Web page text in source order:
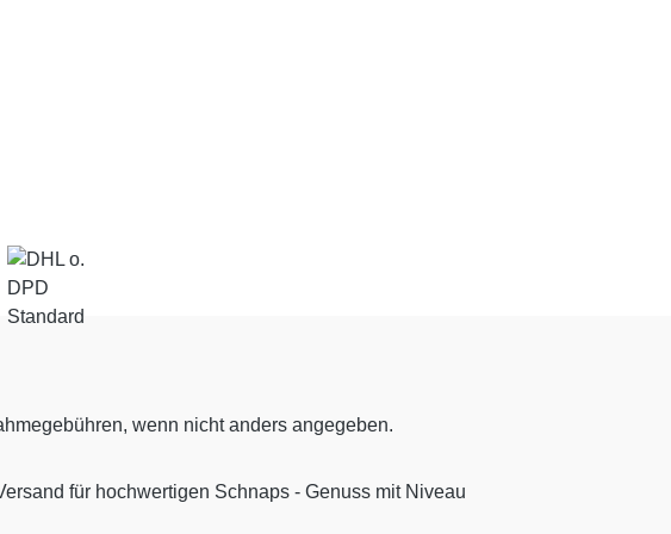
wenn nicht anders angegeben.
für hochwertigen Schnaps - Genuss mit Niveau